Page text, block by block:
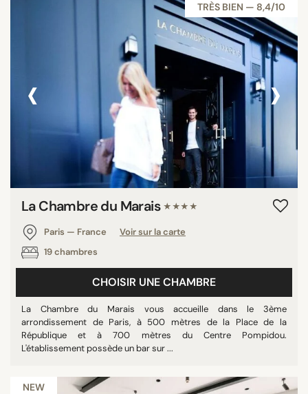
TRÈS BIEN — 8,4/10
‹ ›
La Chambre du Marais ★★★★
Paris — France
Voir sur la carte
19 chambres
CHOISIR UNE CHAMBRE
La Chambre du Marais vous accueille dans le 3ème
arrondissement de Paris, à 500 mètres de la Place de la
République et à 700 mètres du Centre Pompidou.
L'établissement possède un bar sur ...
NEW